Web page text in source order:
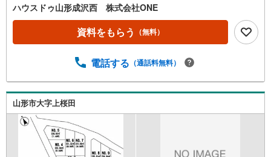
ハウスドゥ山形成沢西 株式会社ONE
資料をもらう （無料）
電話する （通話料無料）
山形市大字上桜田